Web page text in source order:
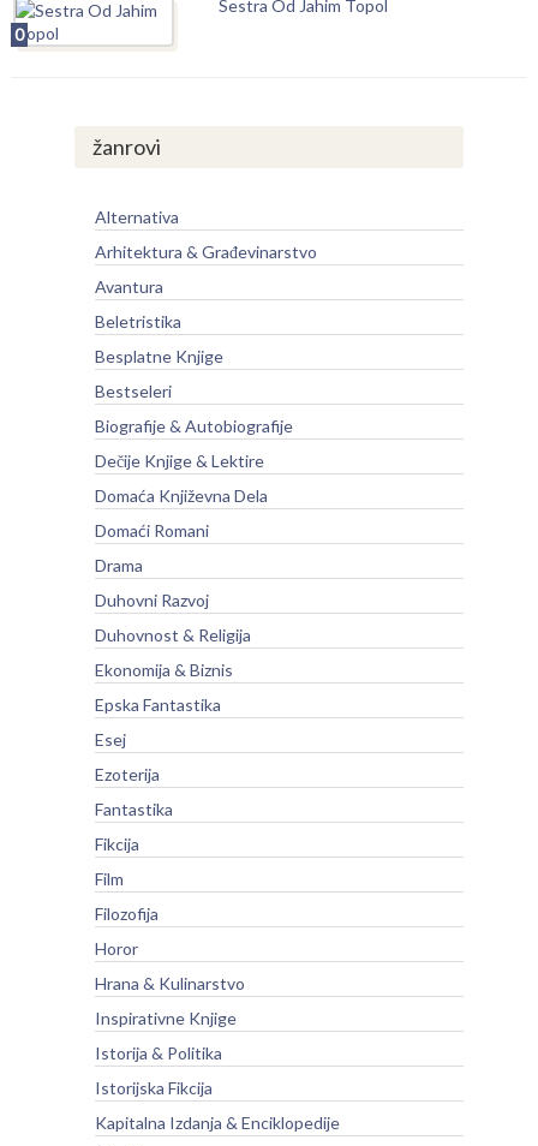
0
Sestra Od Jahim Topol
žanrovi
Alternativa
Arhitektura & Građevinarstvo
Avantura
Beletristika
Besplatne Knjige
Bestseleri
Biografije & Autobiografije
Dečije Knjige & Lektire
Domaća Književna Dela
Domaći Romani
Drama
Duhovni Razvoj
Duhovnost & Religija
Ekonomija & Biznis
Epska Fantastika
Esej
Ezoterija
Fantastika
Fikcija
Film
Filozofija
Horor
Hrana & Kulinarstvo
Inspirativne Knjige
Istorija & Politika
Istorijska Fikcija
Kapitalna Izdanja & Enciklopedije